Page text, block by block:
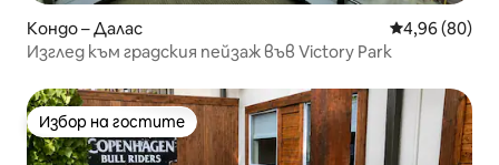
Кондо – Далас Средна
4,96 (80)
Изглед към градския пейзаж във Victory Park
Избор на гостите
Избор на гостите